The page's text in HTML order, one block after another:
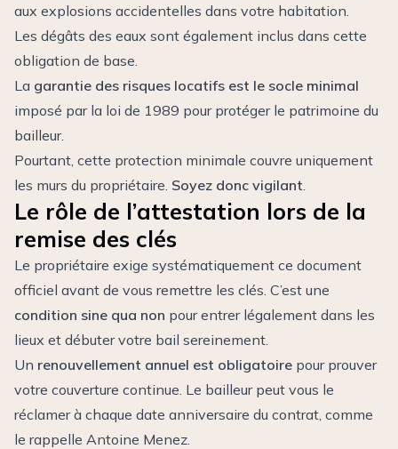
aux explosions accidentelles dans votre habitation.
Les dégâts des eaux sont également inclus dans cette
obligation de base.
La garantie des risques locatifs est le socle minimal
imposé par la loi de 1989 pour protéger le patrimoine du
bailleur.
Pourtant, cette protection minimale couvre uniquement
les murs du propriétaire. Soyez donc vigilant
Le rôle de l’attestation lors de la
remise des clés
Le propriétaire exige systématiquement ce document
officiel avant de vous remettre les clés. C’est une
condition sine qua non pour entrer légalement dans les
lieux et débuter votre bail sereinement.
Un renouvellement annuel est obligatoire pour prouver
votre couverture continue. Le bailleur peut vous le
réclamer à chaque date anniversaire du contrat, comme
le rappelle Antoine Menez